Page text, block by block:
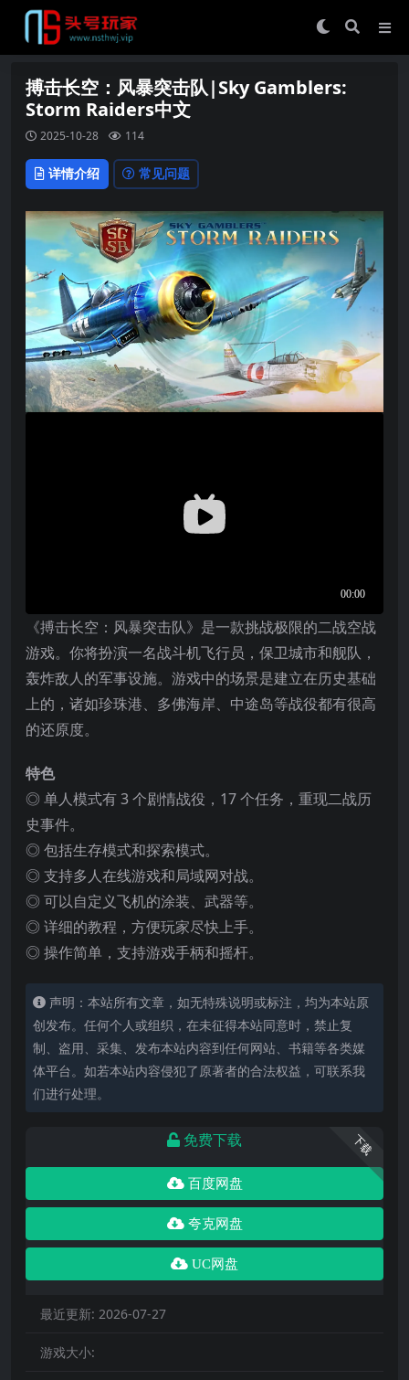
搏击长空：风暴突击队|Sky Gamblers:
Storm Raiders中文
2025-10-28 114
详情介绍 常见问题
《搏击长空：风暴突击队》是一款挑战极限的二战空战
游戏。你将扮演一名战斗机飞行员，保卫城市和舰队，
轰炸敌人的军事设施。游戏中的场景是建立在历史基础
上的，诸如珍珠港、多佛海岸、中途岛等战役都有很高
的还原度。
特色
◎ 单人模式有 3 个剧情战役，17 个任务，重现二战历
史事件。
◎ 包括生存模式和探索模式。
◎ 支持多人在线游戏和局域网对战。
◎ 可以自定义飞机的涂装、武器等。
◎ 详细的教程，方便玩家尽快上手。
◎ 操作简单，支持游戏手柄和摇杆。
声明：本站所有文章，如无特殊说明或标注，均为本站原
创发布。任何个人或组织，在未征得本站同意时，禁止复
制、盗用、采集、发布本站内容到任何网站、书籍等各类媒
体平台。如若本站内容侵犯了原著者的合法权益，可联系我
们进行处理。
下载
免费下载
百度网盘
夸克网盘
UC网盘
最近更新: 2026-07-27
游戏大小: